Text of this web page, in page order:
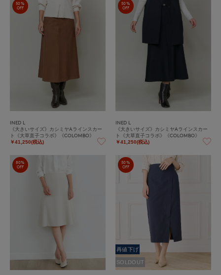
50%
OFF
INED L
《大きいサイズ》カシミヤAラインスカー
ト《大草直子コラボ》《COLOMBO》
￥41,250(税込)
50%
OFF
INED L
《大きいサイズ》カシミヤAラインスカー
ト《大草直子コラボ》《COLOMBO》
￥41,250(税込)
80%
OFF
50%
OFF
再値下げ
SOLDOUT